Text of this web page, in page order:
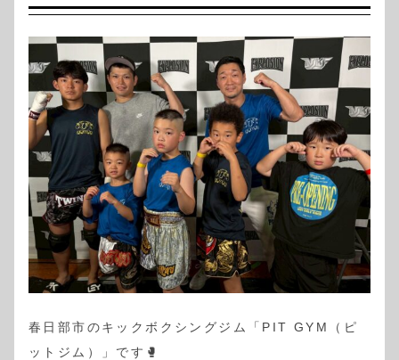
春日部市のキックボクシングジム「PIT GYM（ピ
ットジム）」です🥊